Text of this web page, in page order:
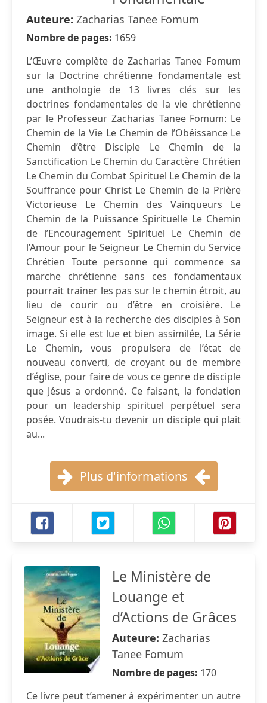
Auteure: Zacharias Tanee Fomum
Nombre de pages: 1659
L’Œuvre complète de Zacharias Tanee Fomum
sur la Doctrine chrétienne fondamentale est
une anthologie de 13 livres clés sur les
doctrines fondamentales de la vie chrétienne
par le Professeur Zacharias Tanee Fomum: Le
Chemin de la Vie Le Chemin de l’Obéissance Le
Chemin d’être Disciple Le Chemin de la
Sanctification Le Chemin du Caractère Chrétien
Le Chemin du Combat Spirituel Le Chemin de la
Souffrance pour Christ Le Chemin de la Prière
Victorieuse Le Chemin des Vainqueurs Le
Chemin de la Puissance Spirituelle Le Chemin
de l’Encouragement Spirituel Le Chemin de
l’Amour pour le Seigneur Le Chemin du Service
Chrétien Toute personne qui commence sa
marche chrétienne sans ces fondamentaux
pourrait trainer les pas sur le chemin étroit, au
lieu de courir ou d’être en croisière. Le
Seigneur est à la recherche des disciples à Son
image. Si elle est lue et bien assimilée, La Série
Le Chemin, vous propulsera de l’état de
nouveau converti, de croyant ou de membre
d’église, pour faire de vous ce genre de disciple
que Jésus a ordonné. Ce faisant, la fondation
pour un leadership spirituel perpétuel sera
posée. Voudrais-tu devenir un disciple qui plait
au...
Plus d'informations
Le Ministère de
Louange et
d’Actions de Grâces
Auteure: Zacharias
Tanee Fomum
Nombre de pages: 170
Ce livre peut t’amener à expérimenter un autre